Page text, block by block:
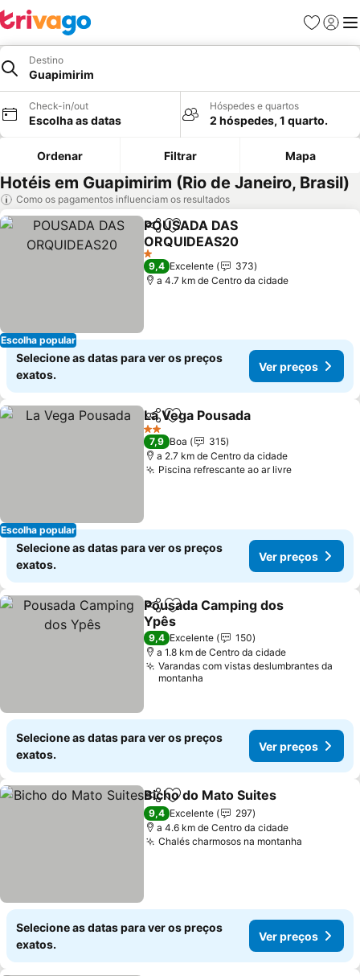
Favoritos
Iniciar
Destino
Guapimirim
Check-in/out
Escolha as datas
Hóspedes e quartos
2 hóspedes, 1 quarto.
Ordenar Filtrar Mapa
Hotéis em Guapimirim (Rio de Janeiro, Brasil)
Como os pagamentos influenciam os resultados
Escolha popular
PartilharAdicionar aos favoritos
POUSADA DAS
ORQUIDEAS20
1 Estrelas
9,4 Excelente
373
a 4.7 km de Centro da cidade
Selecione as datas para ver os preços
exatos.
Ver preços
Escolha popular
PartilharAdicionar aos favoritos
La Vega Pousada
2 Estrelas
7,9 Boa
315
a 2.7 km de Centro da cidade
Piscina refrescante ao ar livre
Selecione as datas para ver os preços
exatos.
Ver preços
PartilharAdicionar aos favoritos
Pousada Camping dos
Ypês
9,4 Excelente
150
a 1.8 km de Centro da cidade
Varandas com vistas deslumbrantes da
montanha
Selecione as datas para ver os preços
exatos.
Ver preços
PartilharAdicionar aos favoritos
Bicho do Mato Suites
9,4 Excelente
297
a 4.6 km de Centro da cidade
Chalés charmosos na montanha
Selecione as datas para ver os preços
exatos.
Ver preços